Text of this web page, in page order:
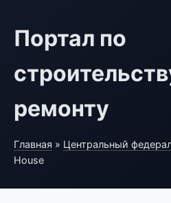
Портал по
ремонту
Главная » Центральный
House